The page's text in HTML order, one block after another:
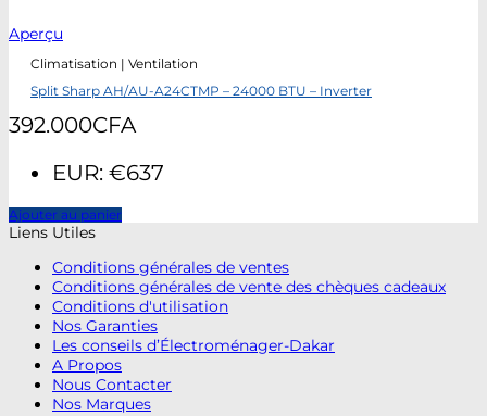
Aperçu
Climatisation | Ventilation
Split Sharp AH/AU-A24CTMP – 24000 BTU – Inverter
392.000CFA
EUR: €637
Ajouter au panier
Liens Utiles
Conditions générales de ventes
Conditions générales de vente des chèques cadeaux
Conditions d'utilisation
Nos Garanties
Les conseils d’Électroménager-Dakar
A Propos
Nous Contacter
Nos Marques